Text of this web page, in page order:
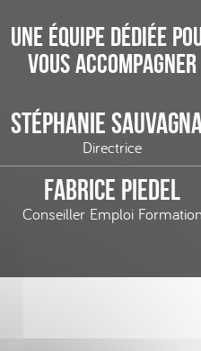
une équipe dédiée
vous accompagner
Stéphanie
Directrice
Fabrice PIEDEL
Conseiller Emploi Formation